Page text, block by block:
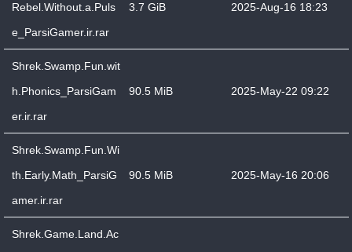
Rebel.Without.a.Puls
e_ParsiGamer.ir.rar
3.7 GiB 2025-Aug-16 18:23
Shrek.Swamp.Fun.wit
h.Phonics_ParsiGam
er.ir.rar
90.5 MiB 2025-May-22 09:22
Shrek.Swamp.Fun.Wi
th.Early.Math_ParsiG
amer.ir.rar
90.5 MiB 2025-May-16 20:06
Shrek.Game.Land.Ac